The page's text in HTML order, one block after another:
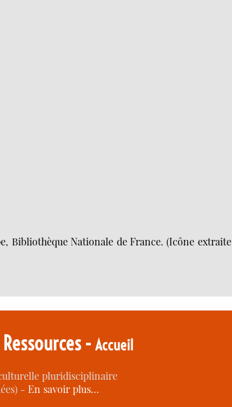
Bibliothèque Nationale de France. (Icône extraite
Ressources -Accueil
pluridisciplinaire
-En savoir plus…